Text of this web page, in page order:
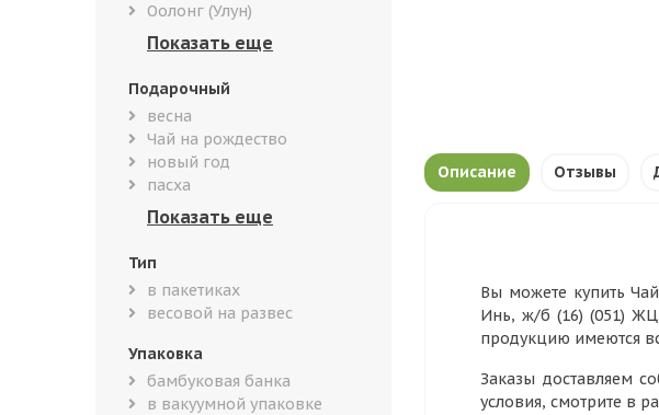
Оолонг (Улун)
Подарочный
весна
Чай на рождество
новый год
пасха
Тип
в пакетиках
весовой на развес
Упаковка
бамбуковая банка
в вакуумной упаковке
Описание Отзывы
Вы можете купить
Инь, ж/б (16) (051) ЖЦ
продукцию имеются
Заказы доставляем
условия, смотрите в